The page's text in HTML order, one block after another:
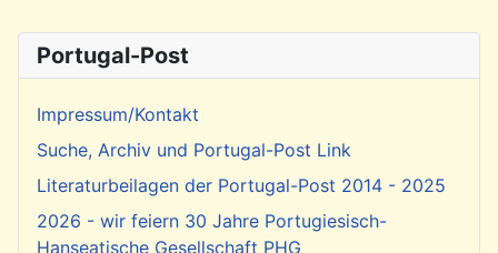
Portugal-Post
Impressum/Kontakt
Suche, Archiv und Portugal-Post Link
Literaturbeilagen der Portugal-Post 2014 - 2025
2026 - wir feiern 30 Jahre Portugiesisch-
Hanseatische Gesellschaft PHG